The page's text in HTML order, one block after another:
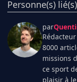
Personne(s)
par
8000
missions
ce sport
plaisir à